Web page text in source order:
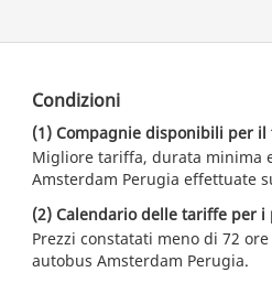
Condizioni
(1) Compagnie disponibili per
Migliore tariffa, durata minima
Amsterdam Perugia effettuate
(2) Calendario delle tariffe per
Prezzi constatati meno di 72
autobus Amsterdam Perugia.